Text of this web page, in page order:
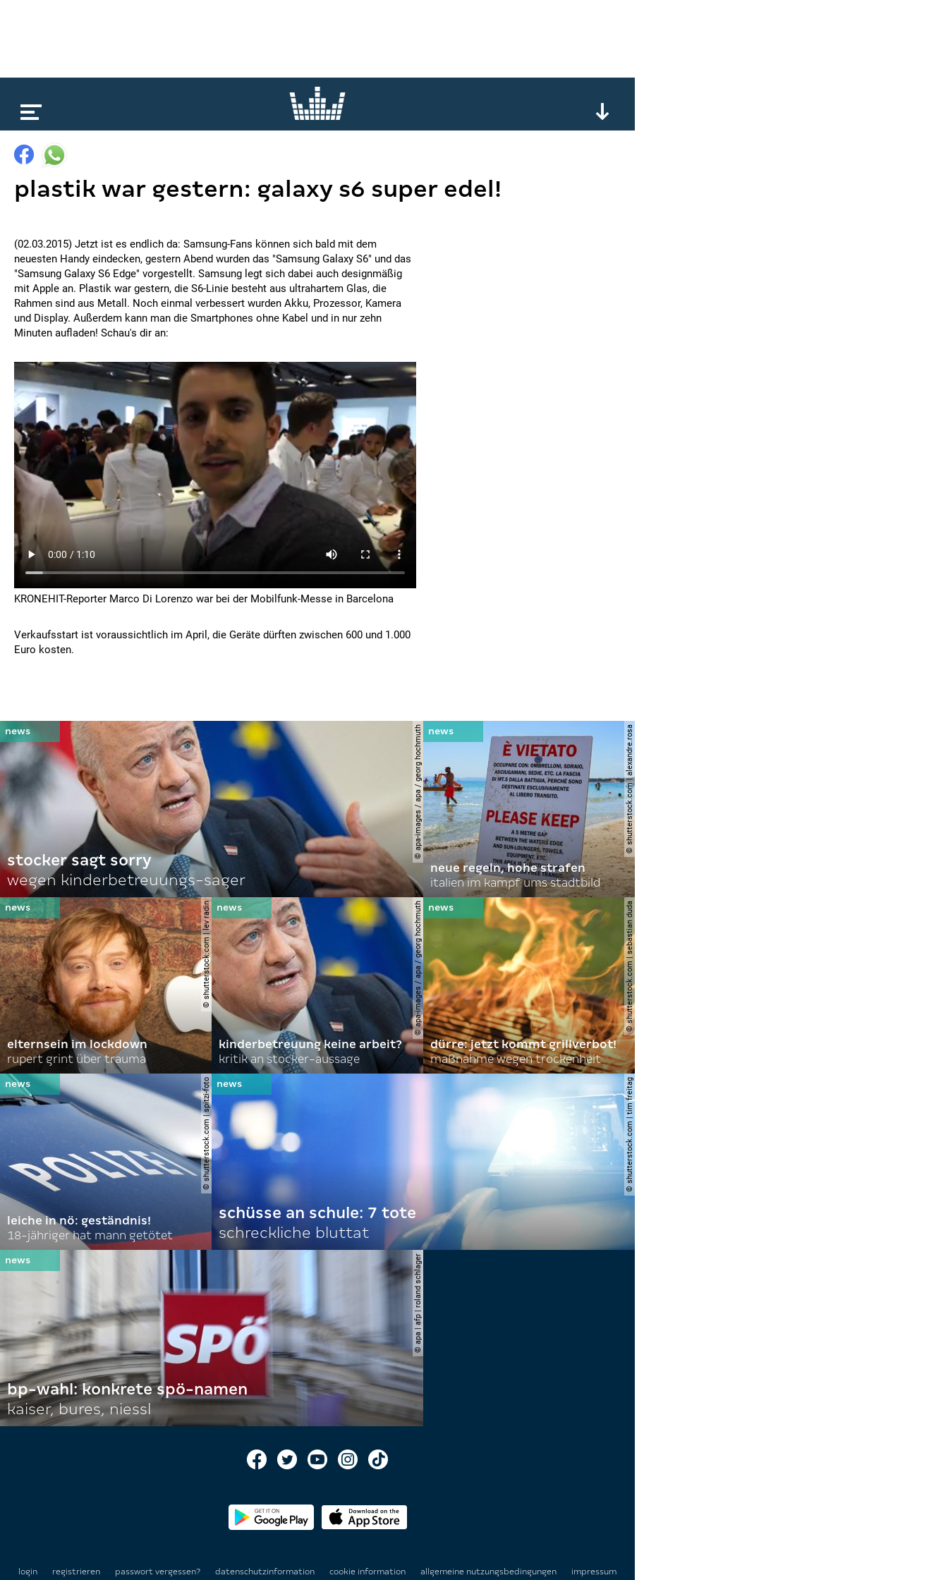
plastik war gestern: galaxy s6 super edel!
(02.03.2015) Jetzt ist es endlich da: Samsung-Fans können sich bald mit dem
neuesten Handy eindecken, gestern Abend wurden das "Samsung Galaxy S6" und das
"Samsung Galaxy S6 Edge" vorgestellt. Samsung legt sich dabei auch designmäßig
mit Apple an. Plastik war gestern, die S6-Linie besteht aus ultrahartem Glas, die
Rahmen sind aus Metall. Noch einmal verbessert wurden Akku, Prozessor, Kamera
und Display. Außerdem kann man die Smartphones ohne Kabel und in nur zehn
Minuten aufladen! Schau's dir an:
KRONEHIT-Reporter Marco Di Lorenzo war bei der Mobilfunk-Messe in Barcelona
Verkaufsstart ist voraussichtlich im April, die Geräte dürften zwischen 600 und 1.000
Euro kosten.
© apa-images / apa / georg hochmuth
stocker sagt sorry
wegen kinderbetreuungs-sager
© shutterstock.com | alexandre.rosa
neue regeln, hohe strafen
italien im kampf ums stadtbild
© shutterstock.com | lev radin
elternsein im lockdown
rupert grint über trauma
© apa-images / apa / georg hochmuth
kinderbetreuung keine arbeit?
kritik an stocker-aussage
© shutterstock.com | sebastian duda
dürre: jetzt kommt grillverbot!
maßnahme wegen trockenheit
© shutterstock.com | spitzi-foto
leiche in nö: geständnis!
18-jähriger hat mann getötet
© shutterstock.com | tim freitag
schüsse an schule: 7 tote
schreckliche bluttat
© apa | afp | roland schlager
bp-wahl: konkrete spö-namen
kaiser, bures, niessl
login registrieren passwort vergessen? datenschutzinformation cookie information allgemeine nutzungsbedingungen impressum